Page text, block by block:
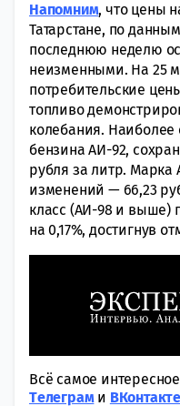
Напомним, что цены
Татарстане, по данным
последнюю неделю
неизменными. На 25
потребительские
топливо
колебания. Наиболее
бензина АИ-92,
рубля за литр. Марка
изменений — 66,23
класс (АИ-98 и выше)
на 0,17%, достигнув
Всё самое
Tелеграми